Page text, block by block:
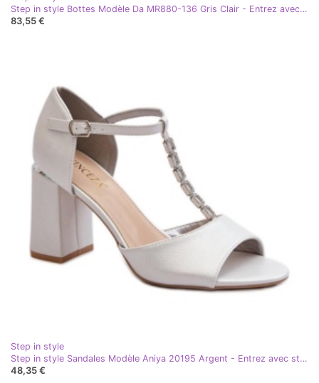
Step in style Bottes Modèle Da MR880-136 Gris Clair - Entrez avec style
83,55 €
Step in style
Step in style Sandales Modèle Aniya 20195 Argent - Entrez avec style gris
48,35 €